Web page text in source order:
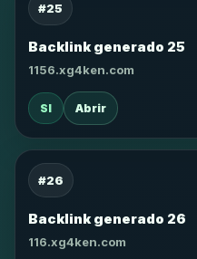
#25
Backlink generado 25
1156.xg4ken.com
SI Abrir
#26
Backlink generado 26
116.xg4ken.com